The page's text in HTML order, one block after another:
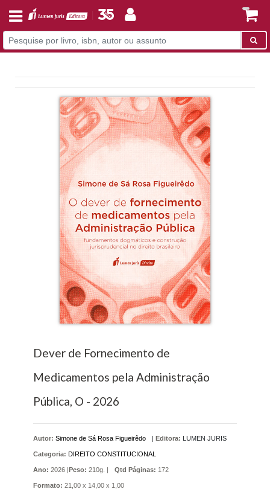
Dever de Fornecimento de
Medicamentos pela Administração
Pública, O - 2026
Autor: Simone de Sá Rosa Figueirêdo Editora: LUMEN JURIS
Categoria: DIREITO CONSTITUCIONAL
Ano: 2026 | Peso: 210g. | Qtd Páginas: 172
Formato: 21,00 x 14,00 x 1,00